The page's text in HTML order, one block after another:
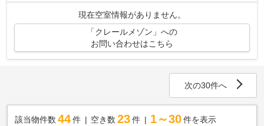
の路線をご利用できる場所にあり、アク...
現在空室情報がありません。
「クレールメゾン」への
お問い合わせはこちら
次の30件へ
該当物件数 44件 空き数 23 件 1～30 件を表示